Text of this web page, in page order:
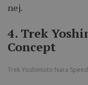
nej.
4. Trek
Concept
Trek Yoshimoto Nara